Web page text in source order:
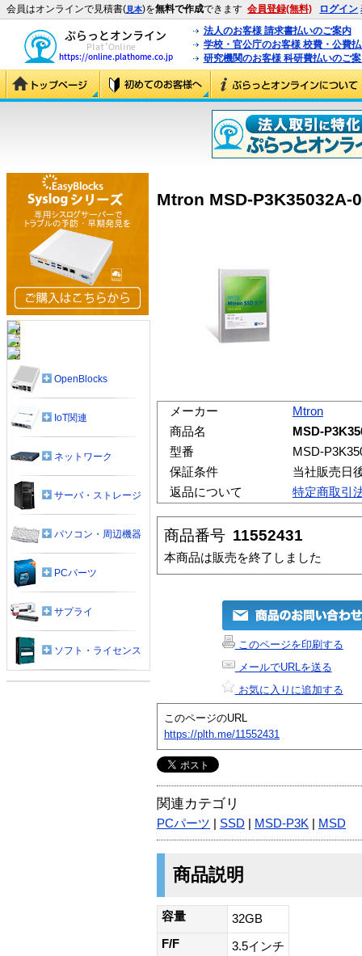
会員はオンラインで見積書(見本)を無料で作成できます 会員登録(無料) ログイン
法人のお客様 請求書払いのご案内
学校・官公庁のお客様 校費・公費
研究機関のお客様 科研費払いのご
Mtron MSD-P3K35032A-
メーカー
Mtron
商品名
MSD-
型番
MSD-
保証条件
当社販売日
返品について
特定商取引
商品番号 11552431
本商品は販売を終了しました
このページを印刷する
メールでURLを送る
お気に入りに追加する
このページのURL
https://plth.me/11552431
関連カテゴリ
PCパーツ SSD MSD-P3K MSD
商品説明
容量
32GB
F/F
3.5インチ
OpenBlocks
IoT関連
ネットワーク
サーバ・ストレージ
パソコン・周辺機器
PCパーツ
サプライ
ソフト・ライセンス